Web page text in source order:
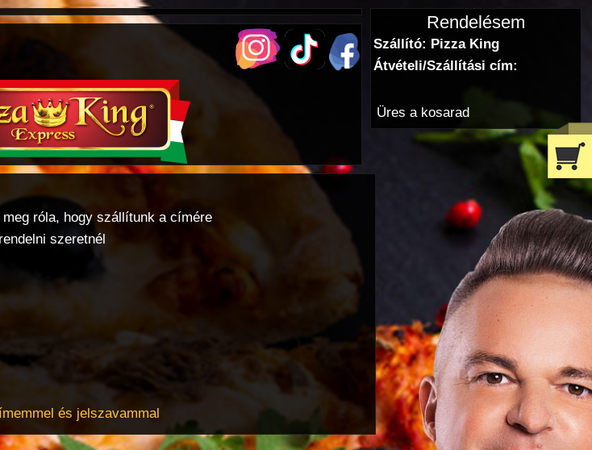
róla, hogy szállítunk a címére
szeretnél
és jelszavammal
Rendelésem
Szállító: Pizza King
Átvételi/Szállítási cím:
Üres a kosarad